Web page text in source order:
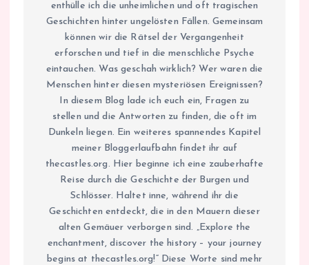
enthülle ich die unheimlichen und oft tragischen
Geschichten hinter ungelösten Fällen. Gemeinsam
können wir die Rätsel der Vergangenheit
erforschen und tief in die menschliche Psyche
eintauchen. Was geschah wirklich? Wer waren die
Menschen hinter diesen mysteriösen Ereignissen?
In diesem Blog lade ich euch ein, Fragen zu
stellen und die Antworten zu finden, die oft im
Dunkeln liegen. Ein weiteres spannendes Kapitel
meiner Bloggerlaufbahn findet ihr auf
thecastles.org. Hier beginne ich eine zauberhafte
Reise durch die Geschichte der Burgen und
Schlösser. Haltet inne, während ihr die
Geschichten entdeckt, die in den Mauern dieser
alten Gemäuer verborgen sind. „Explore the
enchantment, discover the history – your journey
begins at thecastles.org!“ Diese Worte sind mehr